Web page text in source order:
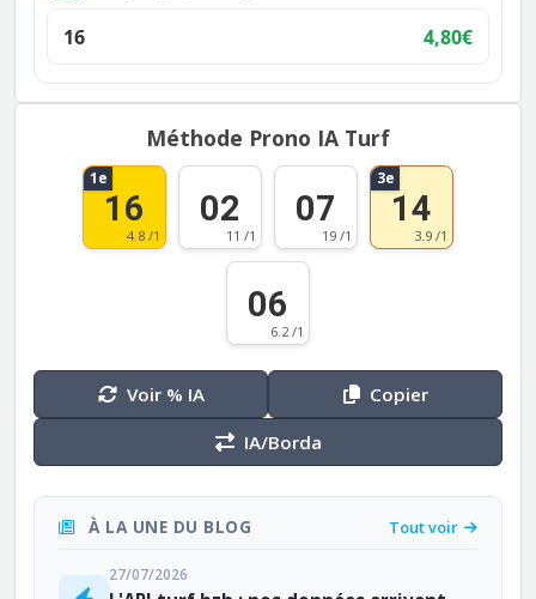
16
4,80€
Méthode Prono IA Turf
1e
16
4.8 /1
02
11 /1
07
19 /1
3e
14
3.9 /1
06
6.2 /1
Voir % IA
Copier
IA/Borda
À LA UNE DU BLOG Tout voir
27/07/2026